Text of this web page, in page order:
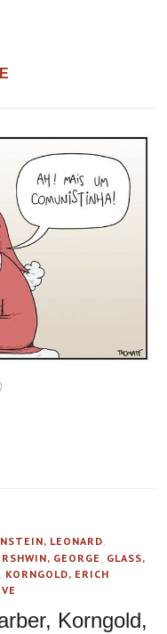
LEONARD,
GEORGE, GLASS,
, KORNGOLD, ERICH
Korngold,